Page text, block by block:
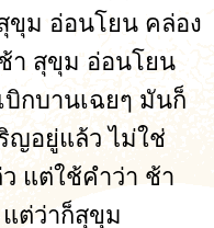
ขุม อ่อนโยน คล่อง
า สุขุม อ่อนโยน
กบานเฉยๆ มันก็
ญอยู่แล้ว ไม่ใช่
แต่ใช้คำว่า ช้า
ต่ว่าก็สุขุม